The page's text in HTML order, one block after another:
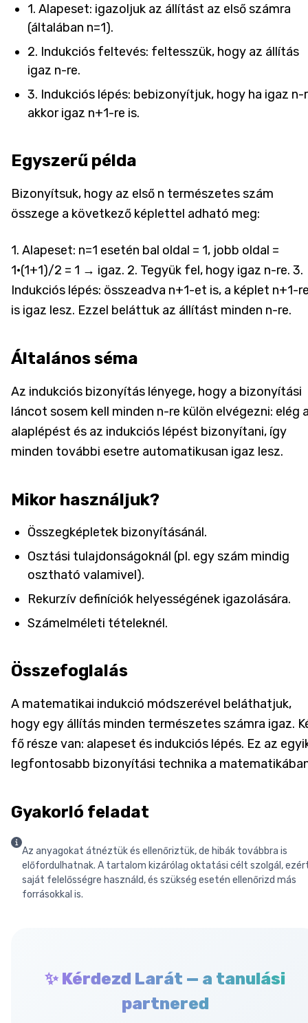
1. Alapeset: igazoljuk az állítást az első számra
(általában n=1).
2. Indukciós feltevés: feltesszük, hogy az állítás
igaz n-re.
3. Indukciós lépés: bebizonyítjuk, hogy ha igaz n-
akkor igaz n+1-re is.
Egyszerű példa
Bizonyítsuk, hogy az első n természetes szám
összege a következő képlettel adható meg:
1. Alapeset: n=1 esetén bal oldal = 1, jobb oldal =
1·(1+1)/2 = 1 → igaz. 2. Tegyük fel, hogy igaz n-re. 3.
Indukciós lépés: összeadva n+1-et is, a képlet n+1-
is igaz lesz. Ezzel beláttuk az állítást minden n-re.
Általános séma
Az indukciós bizonyítás lényege, hogy a bizonyítási
láncot sosem kell minden n-re külön elvégezni: elég
alaplépést és az indukciós lépést bizonyítani, így
minden további esetre automatikusan igaz lesz.
Mikor használjuk?
Összegképletek bizonyításánál.
Osztási tulajdonságoknál (pl. egy szám mindig
osztható valamivel).
Rekurzív definíciók helyességének igazolására.
Számelméleti tételeknél.
Összefoglalás
A matematikai indukció módszerével beláthatjuk,
hogy egy állítás minden természetes számra igaz.
fő része van: alapeset és indukciós lépés. Ez az
legfontosabb bizonyítási technika a
Gyakorló feladat
Az anyagokat átnéztük és ellenőriztük, de hibák továbbra is
előfordulhatnak. A tartalom kizárólag oktatási célt szolgál,
saját felelősségre használd, és szükség esetén ellenőrizd más
forrásokkal is.
✨ Kérdezd Larát — a tanulási
partnered